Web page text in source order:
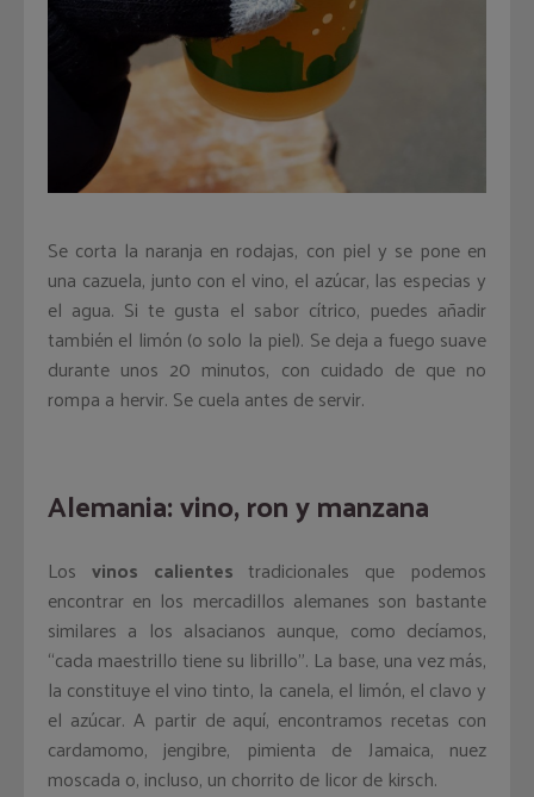
Se corta la naranja en rodajas, con piel y se pone en
una cazuela, junto con el vino, el azúcar, las especias y
el agua. Si te gusta el sabor cítrico, puedes añadir
también el limón (o solo la piel). Se deja a fuego suave
durante unos 20 minutos, con cuidado de que no
rompa a hervir. Se cuela antes de servir.
Alemania: vino, ron y manzana
Los vinos calientes tradicionales que podemos
encontrar en los mercadillos alemanes son bastante
similares a los alsacianos aunque, como decíamos,
“cada maestrillo tiene su librillo”. La base, una vez más,
la constituye el vino tinto, la canela, el limón, el clavo y
el azúcar. A partir de aquí, encontramos recetas con
cardamomo, jengibre, pimienta de Jamaica, nuez
moscada o, incluso, un chorrito de licor de kirsch.